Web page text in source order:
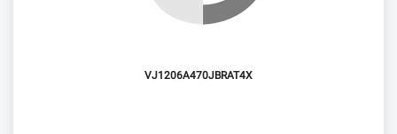
VJ1206A470JBRAT4X